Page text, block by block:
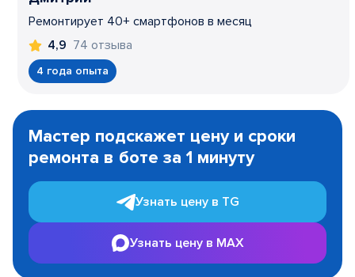
Ремонтирует 40+ смартфонов в месяц
4,9 74 отзыва
4 года опыта
1
Мастер подскажет цену и сроки
ремонта в боте за 1 минуту
Узнать цену в TG
Узнать цену в MAX